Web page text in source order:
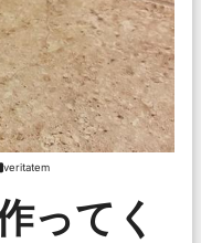
veritatem
ってく